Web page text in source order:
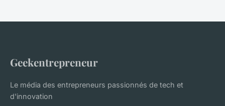
Geekentrepreneur
Le média des entrepreneurs passionnés de tech et
d'innovation